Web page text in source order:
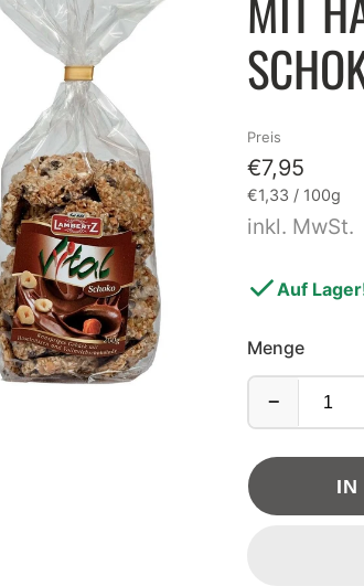
und goldig verpackt!
LEBKUCHEN
DOMINOSTEINE
STOLLEN
CHIPS
Preis
€7,95
Grundpreis
€1,33 / pro
100g
inkl. MwSt.
Auf
Menge
−